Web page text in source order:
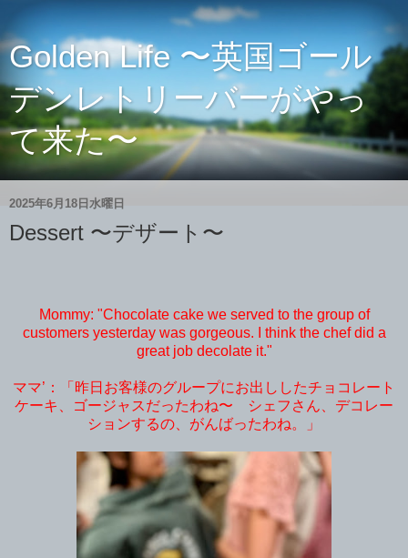
Golden Life 〜英国ゴール
デンレトリーバーがやっ
て来た〜
2025年6月18日水曜日
Dessert 〜デザート〜
Mommy: "Chocolate cake we served to the group of
customers yesterday was gorgeous. I think the chef did a
great job decolate it."
ママ’：「昨日お客様のグループにお出ししたチョコレート
ケーキ、ゴージャスだったわね〜 シェフさん、デコレー
ションするの、がんばったわね。」